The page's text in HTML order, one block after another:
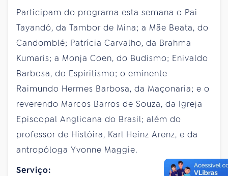
Participam do programa esta semana o Pai
Tayandô, da Tambor de Mina; a Mãe Beata, do
Candomblé; Patrícia Carvalho, da Brahma
Kumaris; a Monja Coen, do Budismo; Enivaldo
Barbosa, do Espiritismo; o eminente
Raimundo Hermes Barbosa, da Maçonaria; e o
reverendo Marcos Barros de Souza, da Igreja
Episcopal Anglicana do Brasil; além do
professor de Históira, Karl Heinz Arenz, e da
antropóloga Yvonne Maggie.
Serviço: